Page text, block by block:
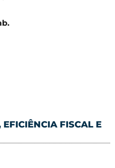
FISCAL E